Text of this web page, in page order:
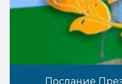
Послание